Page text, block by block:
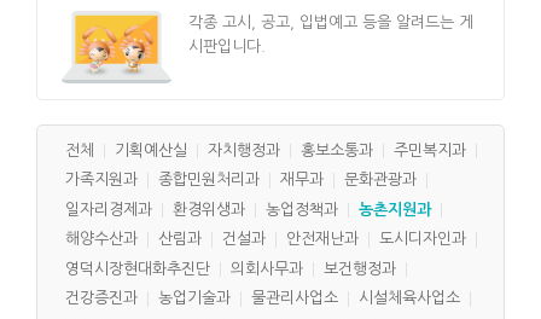
각종 고시, 공고, 입법예고 등을 알려드는 게
시판입니다.
전체 기획예산실 자치행정과 홍보소통과
주민복지과
가족지원과
종합민원처리과 재무과
문화관광과
일자리경제과
환경위생과 농업정책과
농촌지원과
해양수산과
산림과 건설과 안전재난과
도시디자인과
영덕시장현대화추진단
의회사무과
보건행정과
건강증진과
농업기술과 물관리사업소
시설체육사업소